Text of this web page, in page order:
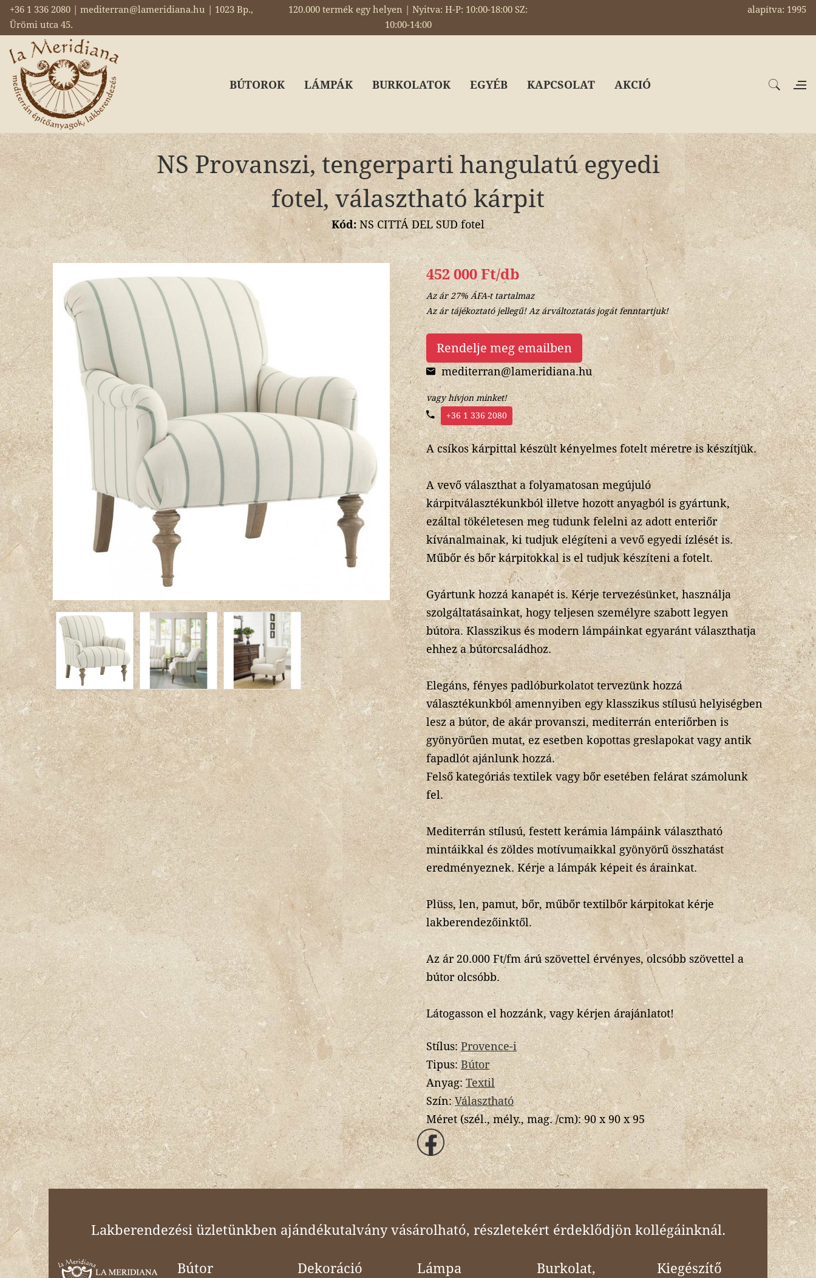
+36 1 336 2080 | mediterran@lameridiana.hu | 1023 Bp.,
Ürömi utca 45.
120.000 termék egy helyen | Nyitva: H-P: 10:00-18:00 SZ:
10:00-14:00
alapítva: 1995
BÚTOROK LÁMPÁK BURKOLATOK EGYÉB KAPCSOLAT AKCIÓ
NS Provanszi, tengerparti hangulatú egyedi
fotel, választható kárpit
Kód: NS CITTÁ DEL SUD fotel
452 000 Ft/db
Az ár 27% ÁFA-t tartalmaz
Az ár tájékoztató jellegű! Az árváltoztatás jogát fenntartjuk!
Rendelje meg emailben
mediterran@lameridiana.hu
vagy hívjon minket!
+36 1 336 2080
A csíkos kárpittal készült kényelmes fotelt méretre is készítjük.
A vevő választhat a folyamatosan megújuló
kárpitválasztékunkból illetve hozott anyagból is gyártunk,
ezáltal tökéletesen meg tudunk felelni az adott enteriőr
kívánalmainak, ki tudjuk elégíteni a vevő egyedi ízlését is.
Műbőr és bőr kárpitokkal is el tudjuk készíteni a fotelt.
Gyártunk hozzá kanapét is. Kérje tervezésünket, használja
szolgáltatásainkat, hogy teljesen személyre szabott legyen
bútora. Klasszikus és modern lámpáinkat egyaránt választhatja
ehhez a bútorcsaládhoz.
Elegáns, fényes padlóburkolatot tervezünk hozzá
választékunkból amennyiben egy klasszikus stílusú helyiségben
lesz a bútor, de akár provanszi, mediterrán enteriőrben is
gyönyörűen mutat, ez esetben kopottas greslapokat vagy antik
fapadlót ajánlunk hozzá.
Felső kategóriás textilek vagy bőr esetében felárat számolunk
fel.
Mediterrán stílusú, festett kerámia lámpáink választható
mintáikkal és zöldes motívumaikkal gyönyörű összhatást
eredményeznek. Kérje a lámpák képeit és árainkat.
Plüss, len, pamut, bőr, műbőr textilbőr kárpitokat kérje
lakberendezőinktől.
Az ár 20.000 Ft/fm árú szövettel érvényes, olcsóbb szövettel a
bútor olcsóbb.
Látogasson el hozzánk, vagy kérjen árajánlatot!
Stílus:Provence-i
Tipus:Bútor
Anyag:Textil
Szín:Választható
Méret (szél., mély., mag. /cm):90 x 90 x 95
Lakberendezési üzletünkben ajándékutalvány vásárolható, részletekért érdeklődjön kollégáinknál.
Bútor Dekoráció Lámpa
Burkolat,
Kiegészítő